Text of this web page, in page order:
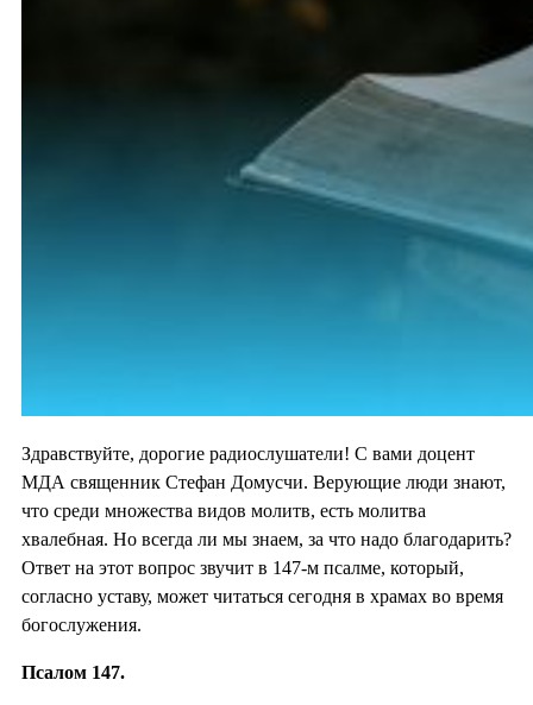
Здравствуйте, дорогие радиослушатели! С вами доцент
МДА священник Стефан Домусчи. Верующие люди знают,
что среди множества видов молитв, есть молитва
хвалебная. Но всегда ли мы знаем, за что надо благодарить?
Ответ на этот вопрос звучит в 147-м псалме, который,
согласно уставу, может читаться сегодня в храмах во время
богослужения.
Псалом 147.